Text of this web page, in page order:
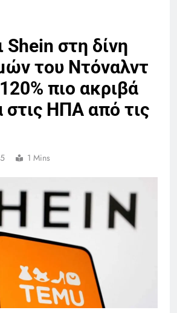
Shein στη δίνη
του Ντόναλντ
πιο ακριβά
στις ΗΠΑ από τις
1 Mins